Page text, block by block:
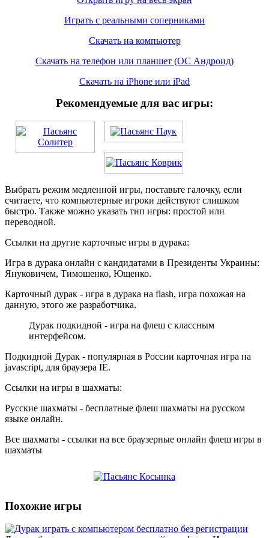
Играть с реальными соперниками
Скачать на компьютер
Скачать на телефон или планшет (ОС Андроид)
Скачать на iPhone или iPad
Рекомендуемые для вас игры:
Выбрать режим медленной игры, поставьте галочку, если
считаете, что компьютерные игроки действуют слишком
быстро. Также можно указать тип игры: простой или
переводной.
Ссылки на другие карточные игры в дурака:
Игра в дурака онлайн с кандидатами в Президенты Украины:
Януковичем, Тимошенко, Ющенко.
Карточный дурак - игра в дурака на flash, игра похожая на
данную, этого же разработчика.
Дурак подкидной - игра на флеш с классным
интерфейсом.
Подкидной Дурак - популярная в России карточная игра на
javascript, для браузера IE.
Ссылки на игры в шахматы:
Русские шахматы - бесплатные флеш шахматы на русском
языке онлайн.
Все шахматы - ссылки на все браузерные онлайн флеш игры в
шахматы
Похожие игры